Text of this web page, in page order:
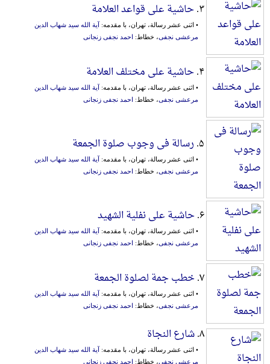
۳. حاشیة علی قواعد العلامة
• اثنی عشر رسالة، تهران، با مقدمه: آیة الله سید شهاب الدین
مرعشی نجفی، خطاط: احمد نجفی زنجانی
۴. حاشیة علی مختلف العلامة
• اثنی عشر رسالة، تهران، با مقدمه: آیة الله سید شهاب الدین
مرعشی نجفی، خطاط: احمد نجفی زنجانی
۵. رسالة فی وجوب صلوة الجمعة
• اثنی عشر رسالة، تهران، با مقدمه: آیة الله سید شهاب الدین
مرعشی نجفی، خطاط: احمد نجفی زنجانی
۶. حاشیة علی نفلیة الشهید
• اثنی عشر رسالة، تهران، با مقدمه: آیة الله سید شهاب الدین
مرعشی نجفی، خطاط: احمد نجفی زنجانی
۷. خطب جمة لصلوة الجمعة
• اثنی عشر رسالة، تهران، با مقدمه: آیة الله سید شهاب الدین
مرعشی نجفی، خطاط: احمد نجفی زنجانی
۸. شارع النجاة
• اثنی عشر رسالة، تهران، با مقدمه: آیة الله سید شهاب الدین
مرعشی نجفی، خطاط: احمد نجفی زنجانی